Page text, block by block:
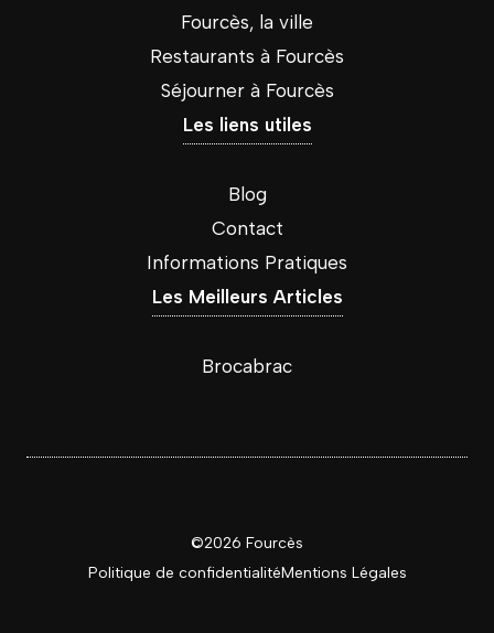
Fourcès, la ville
Restaurants à Fourcès
Séjourner à Fourcès
Les liens utiles
Blog
Contact
Informations Pratiques
Les Meilleurs Articles
Brocabrac
©2026 Fourcès
Politique de confidentialitéMentions Légales